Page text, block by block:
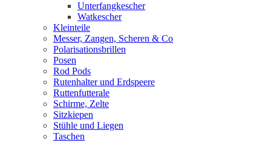
Unterfangkescher
Watkescher
Kleinteile
Messer, Zangen, Scheren & Co
Polarisationsbrillen
Posen
Rod Pods
Rutenhalter und Erdspeere
Ruttenfutterale
Schirme, Zelte
Sitzkiepen
Stühle und Liegen
Taschen